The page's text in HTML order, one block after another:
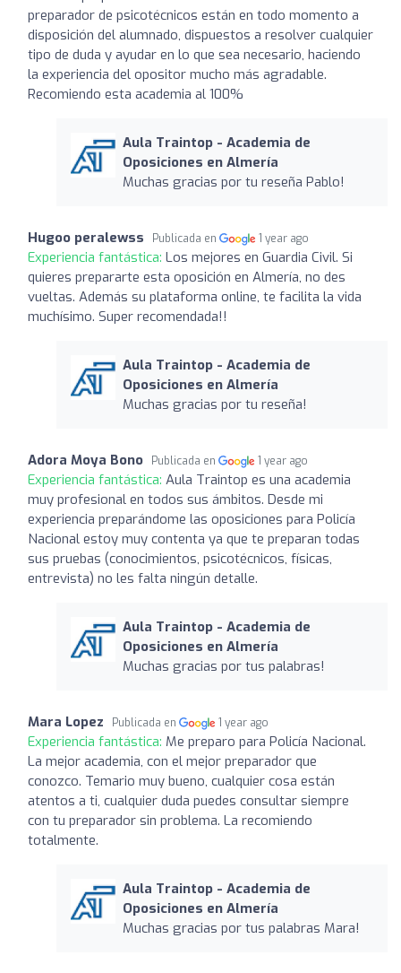
preparador de psicotécnicos están en todo momento a
disposición del alumnado, dispuestos a resolver cualquier
tipo de duda y ayudar en lo que sea necesario, haciendo
la experiencia del opositor mucho más agradable.
Recomiendo esta academia al 100%
Aula Traintop - Academia de
Oposiciones en Almería
Muchas gracias por tu reseña Pablo!
Hugoo peralewss Publicada en 1 year ago
Experiencia fantástica: Los mejores en Guardia Civil. Si
quieres prepararte esta oposición en Almería, no des
vueltas. Además su plataforma online, te facilita la vida
muchísimo. Super recomendada!!
Aula Traintop - Academia de
Oposiciones en Almería
Muchas gracias por tu reseña!
Adora Moya Bono Publicada en 1 year ago
Experiencia fantástica: Aula Traintop es una academia
muy profesional en todos sus ámbitos. Desde mi
experiencia preparándome las oposiciones para Policía
Nacional estoy muy contenta ya que te preparan todas
sus pruebas (conocimientos, psicotécnicos, físicas,
entrevista) no les falta ningún detalle.
Aula Traintop - Academia de
Oposiciones en Almería
Muchas gracias por tus palabras!
Mara Lopez Publicada en 1 year ago
Experiencia fantástica: Me preparo para Policía Nacional.
La mejor academia, con el mejor preparador que
conozco. Temario muy bueno, cualquier cosa están
atentos a ti, cualquier duda puedes consultar siempre
con tu preparador sin problema. La recomiendo
totalmente.
Aula Traintop - Academia de
Oposiciones en Almería
Muchas gracias por tus palabras Mara!